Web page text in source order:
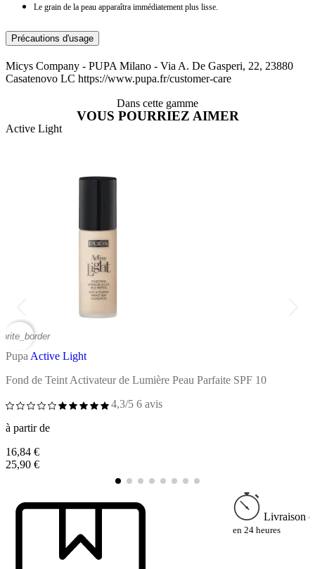
Le grain de la peau apparaîtra immédiatement plus lisse.
Précautions d'usage
Micys Company - PUPA Milano - Via A. De Gasperi, 22, 23880
Casatenovo LC https://www.pupa.fr/customer-care
Dans cette gamme
VOUS POURRIEZ AIMER
Active Light
Pupa Active Light
Fond de Teint Activateur de Lumière Peau Parfaite SPF 10
4,3/5 6 avis
à partir de
16,84 €
25,90 €
Livraison
en 24 heures